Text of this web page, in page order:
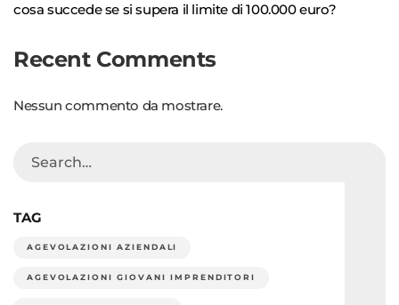
cosa succede se si supera il limite di 100.000 euro?
Recent Comments
Nessun commento da mostrare.
TAG
AGEVOLAZIONI AZIENDALI
AGEVOLAZIONI GIOVANI IMPRENDITORI